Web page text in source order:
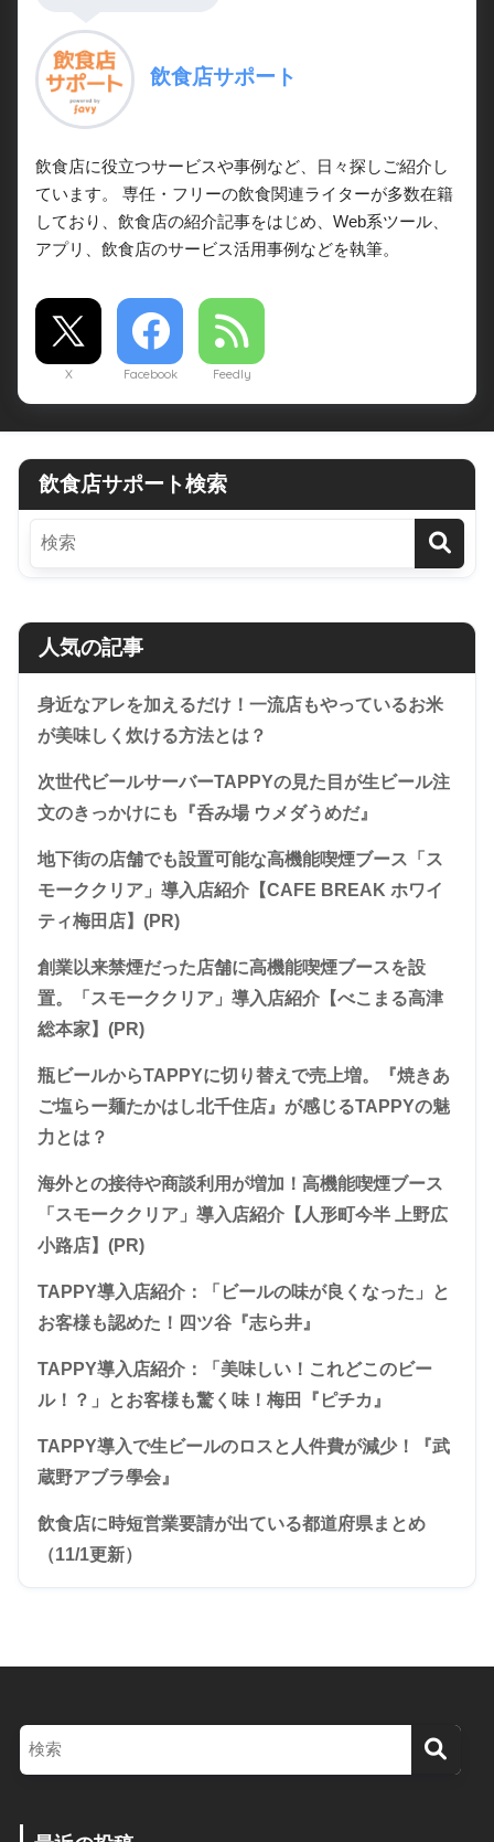
飲食店サポート
飲食店に役立つサービスや事例など、日々探しご紹介し
ています。 専任・フリーの飲食関連ライターが多数在籍
しており、飲食店の紹介記事をはじめ、Web系ツール、
アプリ、飲食店のサービス活用事例などを執筆。
X Facebook Feedly
飲食店サポート検索
人気の記事
身近なアレを加えるだけ！一流店もやっているお米
が美味しく炊ける方法とは？
次世代ビールサーバーTAPPYの見た目が生ビール注
文のきっかけにも『呑み場 ウメダうめだ』
地下街の店舗でも設置可能な高機能喫煙ブース「ス
モーククリア」導入店紹介【CAFE BREAK ホワイ
ティ梅田店】(PR)
創業以来禁煙だった店舗に高機能喫煙ブースを設
置。「スモーククリア」導入店紹介【べこまる高津
総本家】(PR)
瓶ビールからTAPPYに切り替えで売上増。『焼きあ
ご塩らー麺たかはし北千住店』が感じるTAPPYの魅
力とは？
海外との接待や商談利用が増加！高機能喫煙ブース
「スモーククリア」導入店紹介【人形町今半 上野広
小路店】(PR)
TAPPY導入店紹介：「ビールの味が良くなった」と
お客様も認めた！四ツ谷『志ら井』
TAPPY導入店紹介：「美味しい！これどこのビー
ル！？」とお客様も驚く味！梅田『ピチカ』
TAPPY導入で生ビールのロスと人件費が減少！『武
蔵野アブラ學会』
飲食店に時短営業要請が出ている都道府県まとめ
（11/1更新）